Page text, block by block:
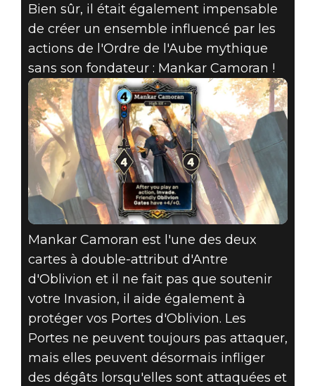
Bien sûr, il était également impensable
de créer un ensemble influencé par les
actions de l'Ordre de l'Aube mythique
sans son fondateur : Mankar Camoran !
Mankar Camoran est l'une des deux
cartes à double-attribut d'Antre
d'Oblivion et il ne fait pas que soutenir
votre Invasion, il aide également à
protéger vos Portes d'Oblivion. Les
Portes ne peuvent toujours pas attaquer,
mais elles peuvent désormais infliger
des dégâts lorsqu'elles sont attaquées et